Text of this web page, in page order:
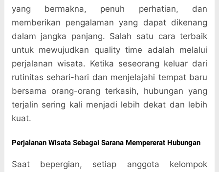
yang bermakna, penuh perhatian, dan
memberikan pengalaman yang dapat dikenang
dalam jangka panjang. Salah satu cara terbaik
untuk mewujudkan quality time adalah melalui
perjalanan wisata. Ketika seseorang keluar dari
rutinitas sehari-hari dan menjelajahi tempat baru
bersama orang-orang terkasih, hubungan yang
terjalin sering kali menjadi lebih dekat dan lebih
kuat.
Perjalanan Wisata Sebagai Sarana Mempererat Hubungan
Saat bepergian, setiap anggota kelompok